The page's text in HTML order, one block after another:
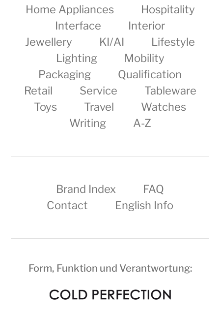
Home Appliances
Hospitality
Interface
Interior
Jewellery
KI/AI
Lifestyle
Lighting
Mobility
Packaging
Qualification
Retail
Service
Tableware
Toys
Travel
Watches
Writing
A-Z
Brand Index
FAQ
Contact
English Info
Form, Funktion und Verantwortung: